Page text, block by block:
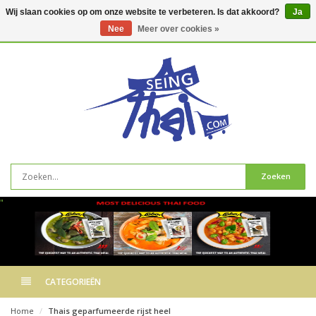
Zoeken
"
CATEGORIEËN
Home Thais geparfumeerde rijst heel
Wij slaan cookies op om onze website te verbeteren. Is dat akkoord?
Ja
Nee
Meer over cookies »